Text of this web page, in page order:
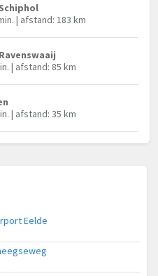
| afstand: 183 km
| afstand: 85 km
| afstand: 35 km
Eelde